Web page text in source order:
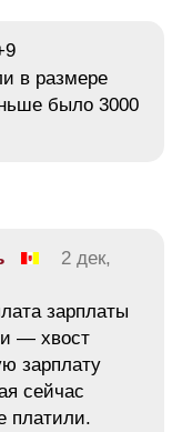
в размере
было 3000
2 дек,
зарплаты
— хвост
зарплату
сейчас
платили.